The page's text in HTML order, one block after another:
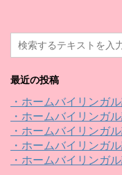
最近の投稿
・ホームバイリンガ
・ホームバイリンガ
・ホームバイリンガ
・ホームバイリンガ
・ホームバイリンガ